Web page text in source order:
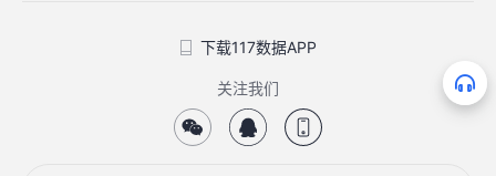
下载117数据APP
关注我们